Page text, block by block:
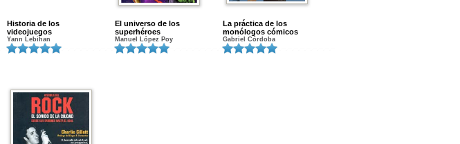
Historia de los
videojuegos
Yann Lebihan
El universo de los
superhéroes
Manuel López Poy
La práctica de los
monólogos cómicos
Gabriel Córdoba